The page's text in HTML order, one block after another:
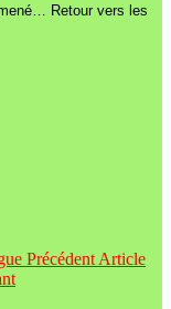
Retour vers les
Précédent Article